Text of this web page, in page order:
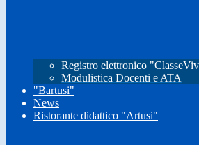
Registro elettronico
Modulistica Docenti e ATA
"Bartusi"
News
Ristorante didattico "Artusi"